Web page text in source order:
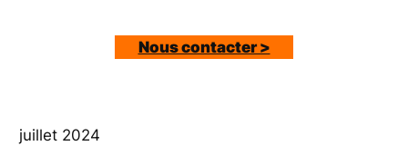
Nous contacter >
juillet 2024